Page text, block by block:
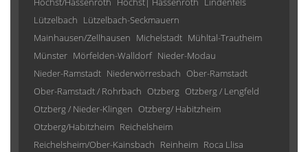
Lützelbach Lützelbach-Seckmauern
Mainhausen/Zellhausen Michelstadt Mühltal-Trautheim
Münster Mörfelden-Walldorf Nieder-Modau
Nieder-Ramstadt Niederwörresbach Ober-Ramstadt
Ober-Ramstadt / Rohrbach Otzberg Otzberg / Lengfeld
Otzberg / Nieder-Klingen Otzberg/ Habitzheim
Otzberg/Habitzheim Reichelsheim
Reichelsheim/Ober-Kainsbach Reinheim Roca Llisa